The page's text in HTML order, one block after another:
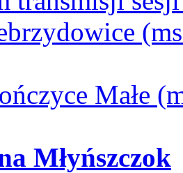
Małe
Młyńszczok